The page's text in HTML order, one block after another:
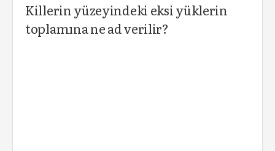
Killerin yüzeyindeki eksi yüklerin
toplamına ne ad verilir?